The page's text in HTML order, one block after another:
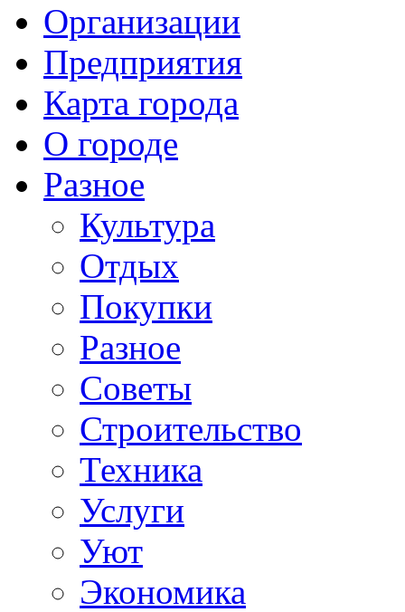
Организации
Предприятия
Карта города
О городе
Разное
Культура
Отдых
Покупки
Разное
Советы
Строительство
Техника
Услуги
Уют
Экономика